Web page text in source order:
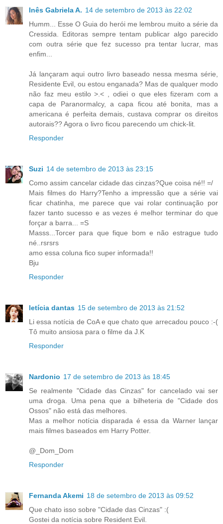
Inês Gabriela A. 14 de setembro de 2013 às 22:02
Humm... Esse O Guia do herói me lembrou muito a série da
Cressida. Editoras sempre tentam publicar algo parecido
com outra série que fez sucesso pra tentar lucrar, mas
enfim...
Já lançaram aqui outro livro baseado nessa mesma série,
Residente Evil, ou estou enganada? Mas de qualquer modo
não faz meu estilo >.< , odiei o que eles fizeram com a
capa de Paranormalcy, a capa ficou até bonita, mas a
americana é perfeita demais, custava comprar os direitos
autorais?? Agora o livro ficou parecendo um chick-lit.
Responder
Suzi 14 de setembro de 2013 às 23:15
Como assim cancelar cidade das cinzas?Que coisa né!! =/
Mais filmes do Harry?Tenho a impressão que a série vai
ficar chatinha, me parece que vai rolar continuação por
fazer tanto sucesso e as vezes é melhor terminar do que
forçar a barra... =S
Masss...Torcer para que fique bom e não estrague tudo
né..rsrsrs
amo essa coluna fico super informada!!
Bju
Responder
letícia dantas 15 de setembro de 2013 às 21:52
Li essa notícia de CoA e que chato que arrecadou pouco :-(
Tô muito ansiosa para o filme da J.K
Responder
Nardonio 17 de setembro de 2013 às 18:45
Se realmente "Cidade das Cinzas" for cancelado vai ser
uma droga. Uma pena que a bilheteria de "Cidade dos
Ossos" não está das melhores.
Mas a melhor notícia disparada é essa da Warner lançar
mais filmes baseados em Harry Potter.
@_Dom_Dom
Responder
Fernanda Akemi 18 de setembro de 2013 às 09:52
Que chato isso sobre "Cidade das Cinzas" :(
Gostei da notícia sobre Resident Evil.